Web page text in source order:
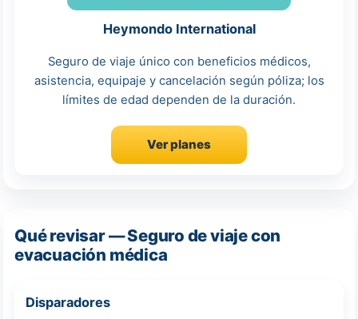
Heymondo International
Seguro de viaje único con beneficios médicos,
asistencia, equipaje y cancelación según póliza; los
límites de edad dependen de la duración.
Ver planes
Qué revisar — Seguro de viaje con
evacuación médica
Disparadores